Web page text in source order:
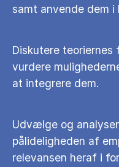
samt anvende dem i
Diskutere teoriernes
vurdere
at integrere dem.
Udvælge og
pålideligheden af
relevansen heraf i